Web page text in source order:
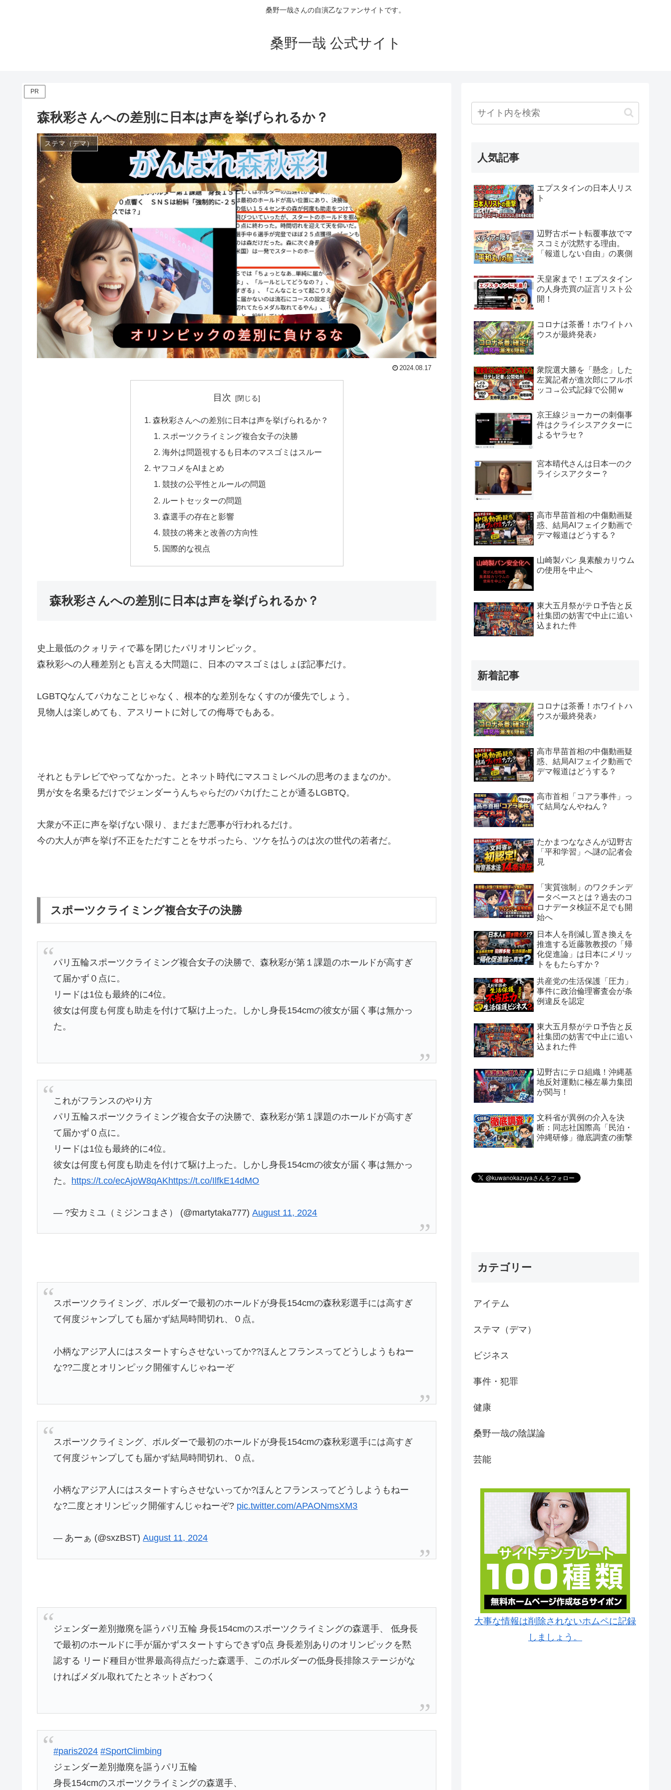
桑野一哉さんの自演乙なファンサイトです。
桑野一哉 公式サイト
PR
森秋彩さんへの差別に日本は声を挙げられるか？
ステマ（デマ）
2024.08.17
目次
森秋彩さんへの差別に日本は声を挙げられるか？
スポーツクライミング複合女子の決勝
海外は問題視するも日本のマスゴミはスルー
ヤフコメをAIまとめ
競技の公平性とルールの問題
ルートセッターの問題
森選手の存在と影響
競技の将来と改善の方向性
国際的な視点
森秋彩さんへの差別に日本は声を挙げられるか？
史上最低のクォリティで幕を閉じたパリオリンピック。
森秋彩への人種差別とも言える大問題に、日本のマスゴミはしょぼ記事だけ。
LGBTQなんてバカなことじゃなく、根本的な差別をなくすのが優先でしょう。
見物人は楽しめても、アスリートに対しての侮辱でもある。
それともテレビでやってなかった。とネット時代にマスコミレベルの思考のままなのか。
男が女を名乗るだけでジェンダーうんちゃらだのバカげたことが通るLGBTQ。
大衆が不正に声を挙げない限り、まだまだ悪事が行われるだけ。
今の大人が声を挙げ不正をただすことをサボったら、ツケを払うのは次の世代の若者だ。
スポーツクライミング複合女子の決勝
パリ五輪スポーツクライミング複合女子の決勝で、森秋彩が第１課題のホールドが高すぎ
て届かず０点に。
リードは1位も最終的に4位。
彼女は何度も何度も助走を付けて駆け上った。しかし身長154cmの彼女が届く事は無かっ
た。
これがフランスのやり方
パリ五輪スポーツクライミング複合女子の決勝で、森秋彩が第１課題のホールドが高すぎ
て届かず０点に。
リードは1位も最終的に4位。
彼女は何度も何度も助走を付けて駆け上った。しかし身長154cmの彼女が届く事は無かっ
た。 https://t.co/ecAjoW8qAKhttps://t.co/IlfkE14dMO
— ?安カミユ（ミジンコまさ） (@martytaka777)August 11, 2024
スポーツクライミング、ボルダーで最初のホールドが身長154cmの森秋彩選手には高すぎ
て何度ジャンプしても届かず結局時間切れ、０点。
小柄なアジア人にはスタートすらさせないってか??ほんとフランスってどうしようもねー
な??二度とオリンピック開催すんじゃねーぞ
スポーツクライミング、ボルダーで最初のホールドが身長154cmの森秋彩選手には高すぎ
て何度ジャンプしても届かず結局時間切れ、０点。
小柄なアジア人にはスタートすらさせないってか?ほんとフランスってどうしようもねー
な?二度とオリンピック開催すんじゃねーぞ? pic.twitter.com/APAONmsXM3
— あーぁ (@sxzBST)August 11, 2024
ジェンダー差別撤廃を謳うパリ五輪 身長154cmのスポーツクライミングの森選手、 低身長
で最初のホールドに手が届かずスタートすらできず0点 身長差別ありのオリンピックを黙
認する リード種目が世界最高得点だった森選手、このボルダーの低身長排除ステージがな
ければメダル取れてたとネットざわつく
#paris2024 #SportClimbing
ジェンダー差別撤廃を謳うパリ五輪
身長154cmのスポーツクライミングの森選手、
人気記事
エプスタインの日本人リス
ト
辺野古ボート転覆事故でマ
スコミが沈黙する理由。
「報道しない自由」の裏側
天皇家まで！エプスタイン
の人身売買の証言リスト公
開！
コロナは茶番！ホワイトハ
ウスが最終発表♪
衆院選大勝を「懸念」した
左翼記者が進次郎にフルボ
ッコ→公式記録で公開ｗ
京王線ジョーカーの刺傷事
件はクライシスアクターに
よるヤラセ？
宮本晴代さんは日本一のク
ライシスアクター？
高市早苗首相の中傷動画疑
惑、結局AIフェイク動画で
デマ報道はどうする？
山崎製パン 臭素酸カリウム
の使用を中止へ
東大五月祭がテロ予告と反
社集団の妨害で中止に追い
込まれた件
新着記事
コロナは茶番！ホワイトハ
ウスが最終発表♪
高市早苗首相の中傷動画疑
惑、結局AIフェイク動画で
デマ報道はどうする？
高市首相「コアラ事件」っ
て結局なんやねん？
たかまつななさんが辺野古
「平和学習」へ謎の記者会
見
「実質強制」のワクチンデ
ータベースとは？過去のコ
ロナデータ検証不足でも開
始へ
日本人を削減し置き換えを
推進する近藤敦教授の「帰
化促進論」は日本にメリッ
トをもたらすか？
共産党の生活保護「圧力」
事件に政治倫理審査会が条
例違反を認定
東大五月祭がテロ予告と反
社集団の妨害で中止に追い
込まれた件
辺野古にテロ組織！沖縄基
地反対運動に極左暴力集団
が関与！
文科省が異例の介入を決
断：同志社国際高「民泊・
沖縄研修」徹底調査の衝撃
カテゴリー
アイテム
ステマ（デマ）
ビジネス
事件・犯罪
健康
桑野一哉の陰謀論
芸能
大事な情報は削除されないホムペに記録
しましょう。